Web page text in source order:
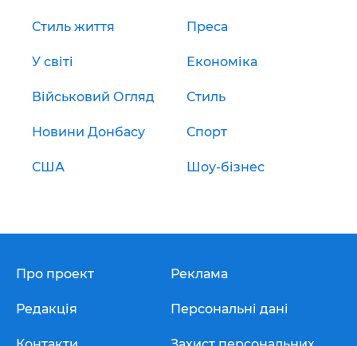
Стиль життя Преса
У світі Економіка
Військовий Огляд Стиль
Новини Донбасу Спорт
США Шоу-бізнес
Про проект
Редакція
Реклама
Персональні дані